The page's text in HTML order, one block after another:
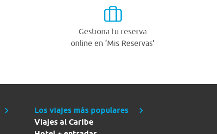
Gestiona tu reserva
online en ‘Mis Reservas’
Los viajes más populares
Viajes al Caribe